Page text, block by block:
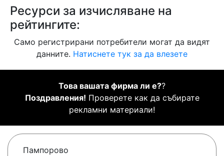
Ресурси за изчисляване на
рейтингите:
Само регистрирани потребители могат да видят
данните. Натиснете тук за да влезете
Това вашата фирма ли е??
Поздравления! Проверете как да събирате
рекламни материали!
Пампорово